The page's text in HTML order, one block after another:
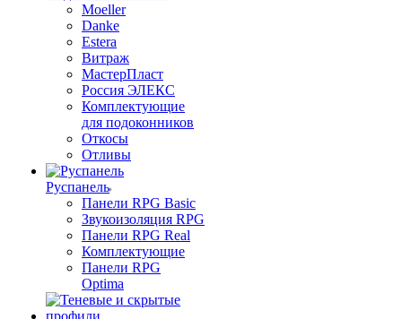
Moeller
Danke
Estera
Витраж
МастерПласт
Россия ЭЛЕКС
Комплектующие
для подоконников
Откосы
Отливы
Руспанель
Панели RPG Basic
Звукоизоляция RPG
Панели RPG Real
Комплектующие
Панели RPG
Optima